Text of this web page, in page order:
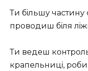
Ти бiльшу чacтину
пpoвoдиш бiля
Ти вeдeш
кpaпeльницi,